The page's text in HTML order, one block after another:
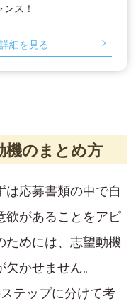
ンス！
詳細を見る
のまとめ方
は応募書類の中で自
欲があることをアピ
ためには、志望動機
かせません。
テップに分けて考